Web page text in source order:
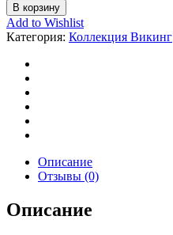
В корзину
Add to Wishlist
Категория: Коллекция Викинг
Описание
Отзывы (0)
Описание